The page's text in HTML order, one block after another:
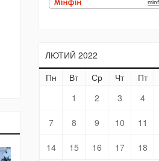
ЛЮТИЙ 2022
Пн
Вт Ср Чт Пт
1
2 3 4
7 8 9 10 11
14 15 16 17 18